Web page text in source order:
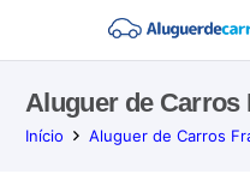
Aluguer de Carros
Início Aluguer de Carros